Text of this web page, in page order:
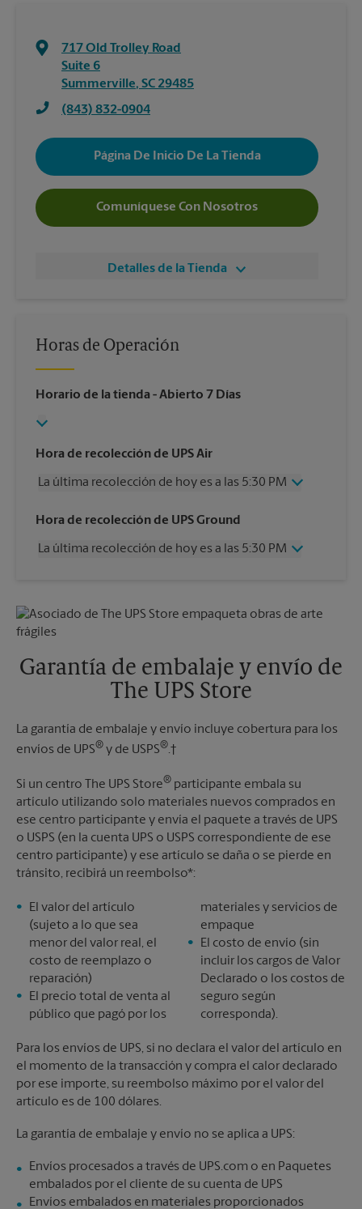
717 Old Trolley Road
Suite 6
Summerville, SC 29485
(843) 832-0904
Página De Inicio De La Tienda
Comuníquese Con Nosotros
Detalles de la Tienda
Horas de Operación
Horario de la tienda - Abierto 7 Días
Hora de recolección de UPS Air
La última recolección de hoy es a las 5:30 PM
Miércoles
5:30 PM
Viernes
5:30 PM
Hora de recolección de UPS Ground
La última recolección de hoy es a las 5:30 PM
Viernes
5:30 PM
Sábado
Lunes
5:30 PM
5:30 PM
Garantía de embalaje y envío de
The UPS Store
La garantía de embalaje y envío incluye cobertura para los
envíos de UPS® y de USPS®.†
Si un centro The UPS Store® participante embala su
artículo utilizando solo materiales nuevos comprados en
ese centro participante y envía el paquete a través de UPS
o USPS (en la cuenta UPS o USPS correspondiente de ese
centro participante) y ese artículo se daña o se pierde en
tránsito, recibirá un reembolso*:
El valor del artículo
(sujeto a lo que sea
menor del valor real, el
costo de reemplazo o
reparación)
El precio total de venta al
público que pagó por los
materiales y servicios de
empaque
El costo de envío (sin
incluir los cargos de Valor
Declarado o los costos de
seguro según
corresponda).
Para los envíos de UPS, si no declara el valor del artículo en
el momento de la transacción y compra el calor declarado
por ese importe, su reembolso máximo por el valor del
artículo es de 100 dólares.
La garantía de embalaje y envío no se aplica a UPS:
Envíos procesados a través de UPS.com o en Paquetes
embalados por el cliente de su cuenta de UPS
Envíos embalados en materiales proporcionados